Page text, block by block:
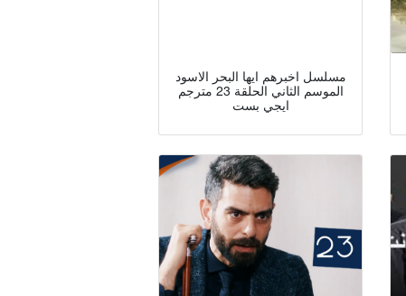
مسلسل اخبرهم ايها البحر الاسود
الموسم الثاني الحلقة 23 مترجم
ايجي بست